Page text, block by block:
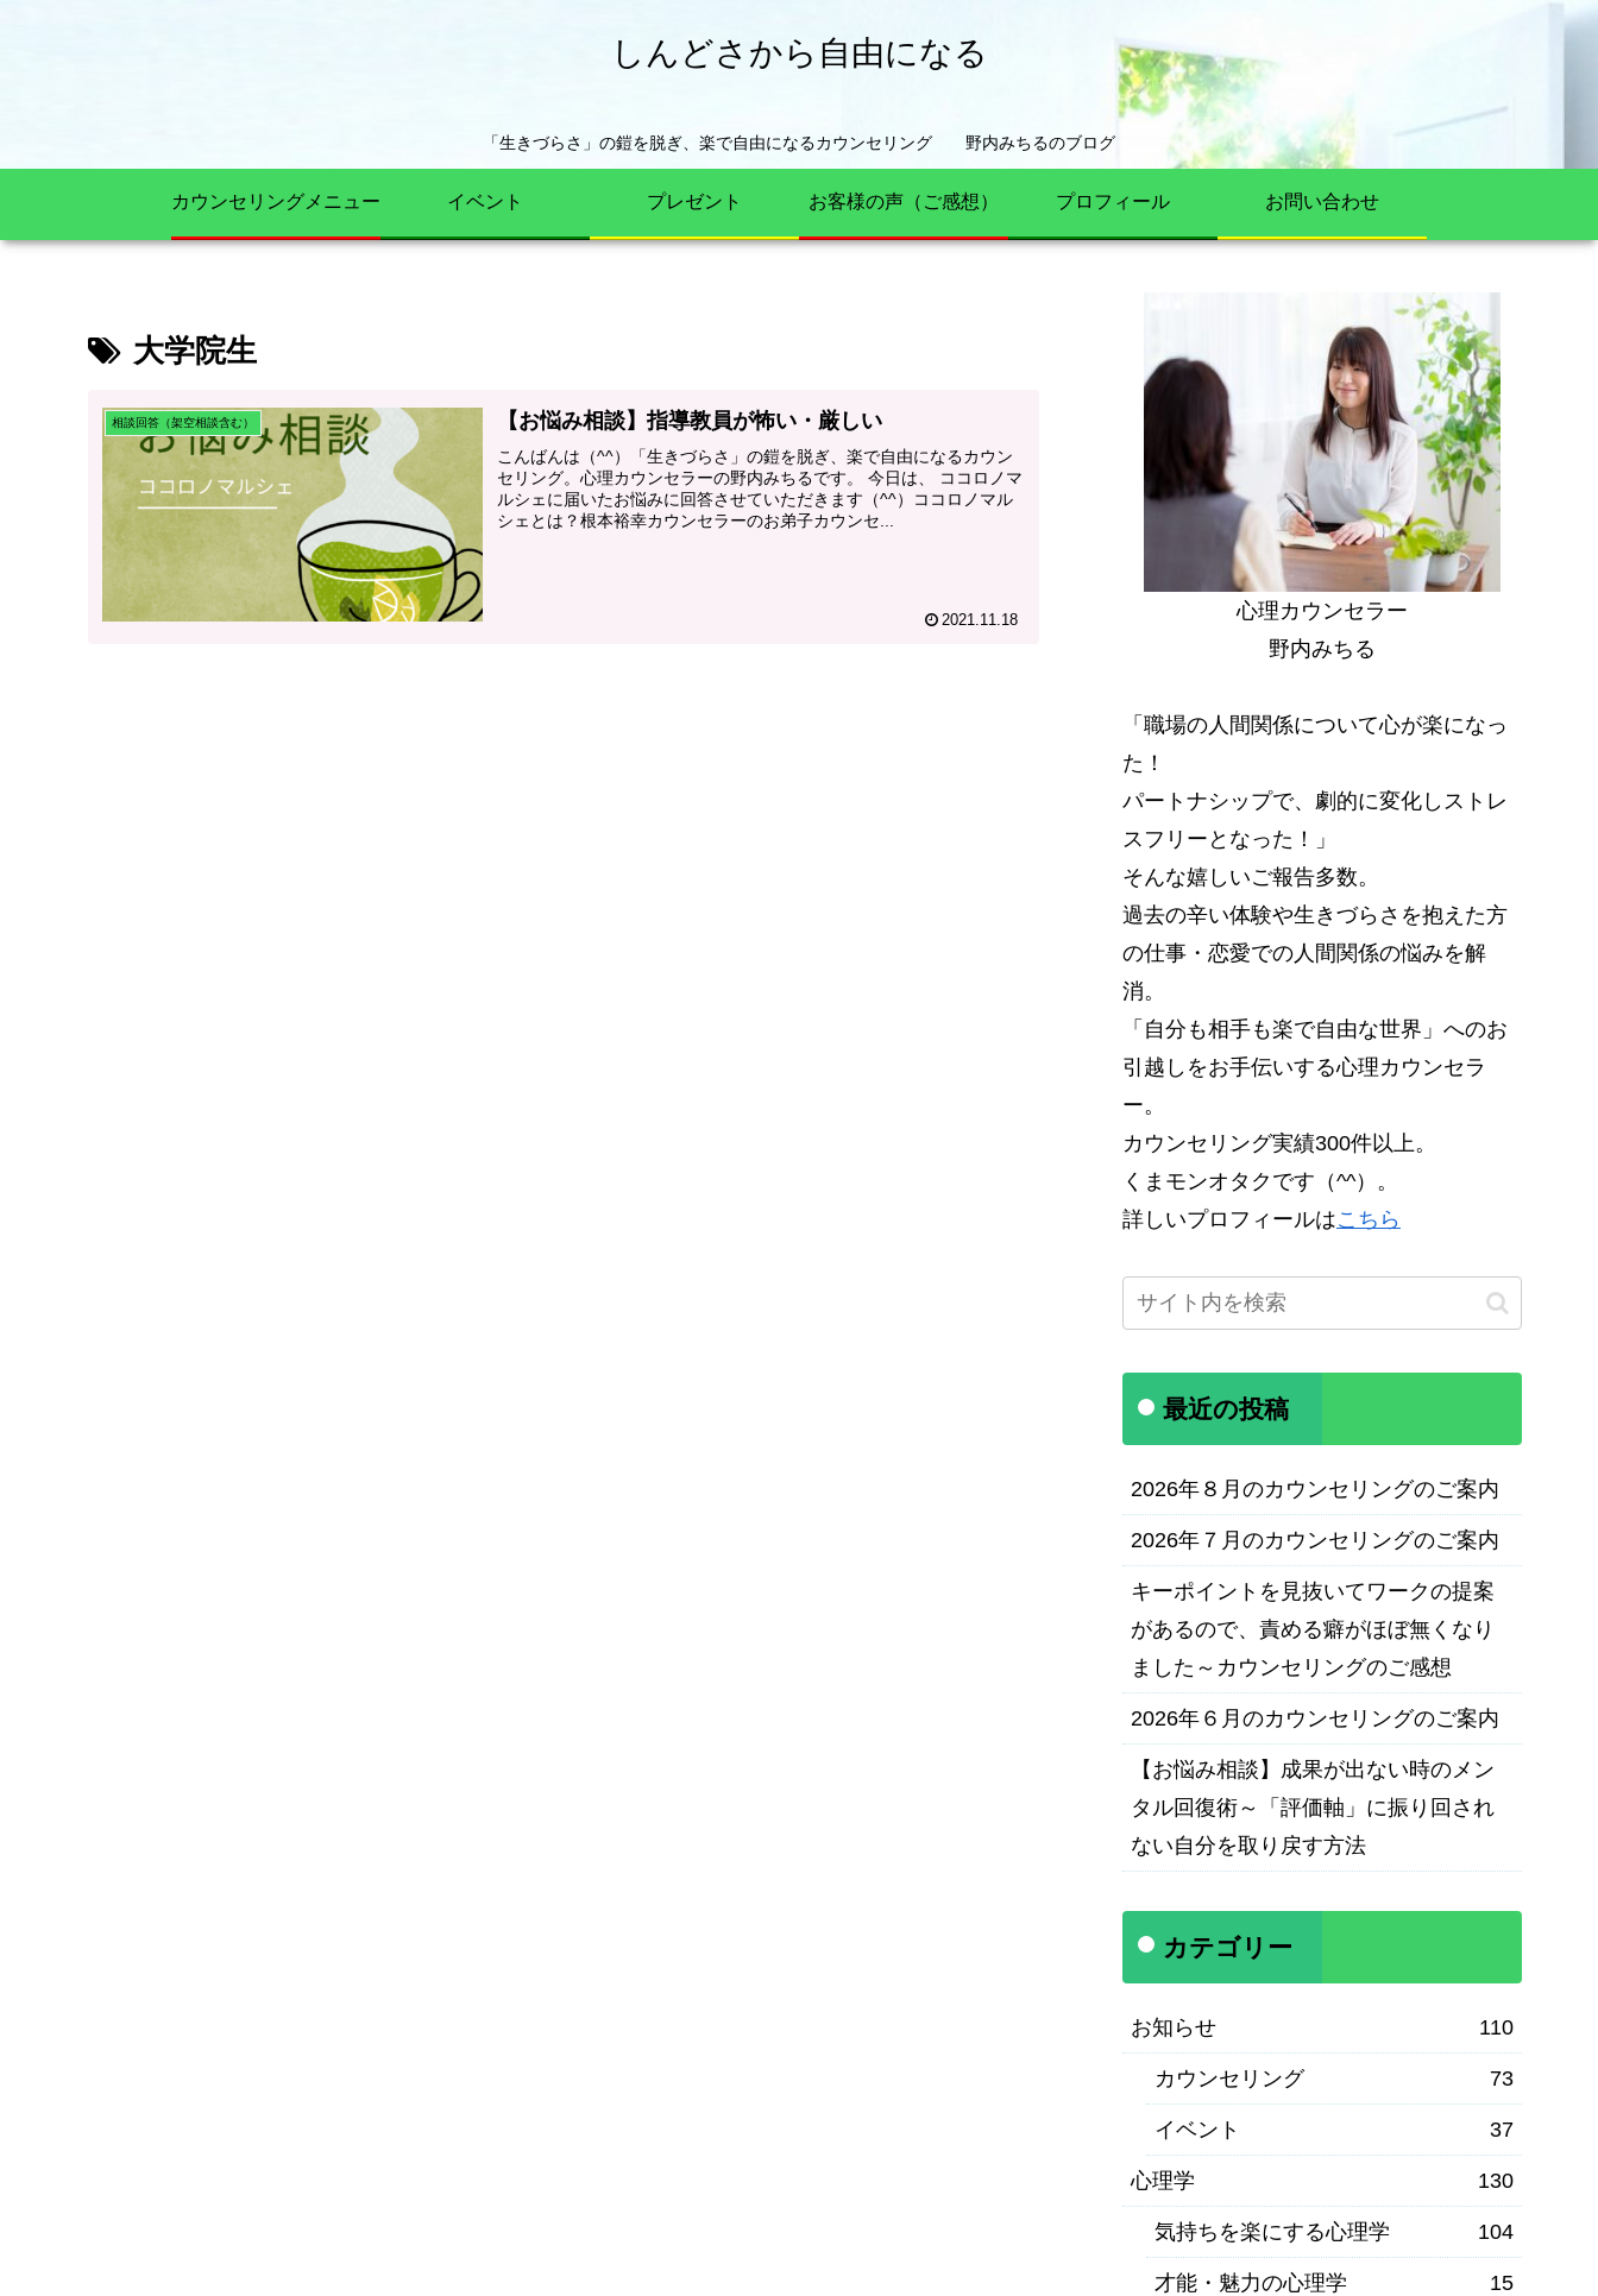
しんどさから自由になる
「生きづらさ」の鎧を脱ぎ、楽で自由になるカウンセリング 野内みちるのブログ
カウンセリングメニュー イベント プレゼント お客様の声（ご感想） プロフィール お問い合わせ
大学院生
相談回答（架空相談含む） 【お悩み相談】指導教員が怖い・厳しい
こんばんは（^^）「生きづらさ」の鎧を脱ぎ、楽で自由になるカウン
セリング。心理カウンセラーの野内みちるです。 今日は、 ココロノマ
ルシェに届いたお悩みに回答させていただきます（^^）ココロノマル
シェとは？根本裕幸カウンセラーのお弟子カウンセ...
2021.11.18
心理カウンセラー
野内みちる
「職場の人間関係について心が楽になっ
た！
パートナシップで、劇的に変化しストレ
スフリーとなった！」
そんな嬉しいご報告多数。
過去の辛い体験や生きづらさを抱えた方
の仕事・恋愛での人間関係の悩みを解
消。
「自分も相手も楽で自由な世界」へのお
引越しをお手伝いする心理カウンセラ
ー。
カウンセリング実績300件以上。
くまモンオタクです（^^）。
詳しいプロフィールはこちら
最近の投稿
2026年８月のカウンセリングのご案内
2026年７月のカウンセリングのご案内
キーポイントを見抜いてワークの提案
があるので、責める癖がほぼ無くなり
ました～カウンセリングのご感想
2026年６月のカウンセリングのご案内
【お悩み相談】成果が出ない時のメン
タル回復術～「評価軸」に振り回され
ない自分を取り戻す方法
カテゴリー
お知らせ 110
カウンセリング 73
イベント 37
心理学 130
気持ちを楽にする心理学 104
才能・魅力の心理学 15